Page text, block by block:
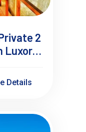
2
Luxor
Details